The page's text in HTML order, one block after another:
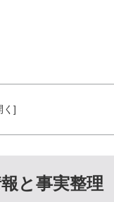
と事実整理